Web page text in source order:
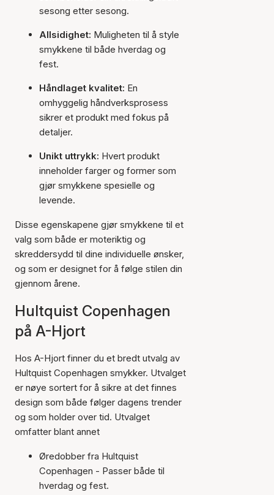
sesong etter sesong.
Allsidighet: Muligheten til å style
smykkene til både hverdag og
fest.
Håndlaget kvalitet: En
omhyggelig håndverksprosess
sikrer et produkt med fokus på
detaljer.
Unikt uttrykk: Hvert produkt
inneholder farger og former som
gjør smykkene spesielle og
levende.
Disse egenskapene gjør smykkene til et
valg som både er moteriktig og
skreddersydd til dine individuelle ønsker,
og som er designet for å følge stilen din
gjennom årene.
Hultquist Copenhagen
på A-Hjort
Hos A-Hjort finner du et bredt utvalg av
Hultquist Copenhagen smykker. Utvalget
er nøye sortert for å sikre at det finnes
design som både følger dagens trender
og som holder over tid. Utvalget
omfatter blant annet
Øredobber fra Hultquist
Copenhagen - Passer både til
hverdag og fest.